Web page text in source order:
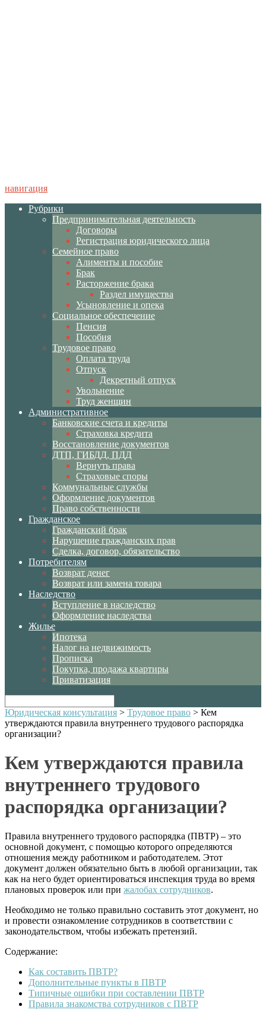
навигация
Рубрики
Предпринимательная деятельность
Договоры
Регистрация юридического лица
Семейное право
Алименты и пособие
Брак
Расторжение брака
Раздел имущества
Усыновление и опека
Социальное обеспечение
Пенсия
Пособия
Трудовое право
Оплата труда
Отпуск
Декретный отпуск
Увольнение
Труд женщин
Административное
Банковские счета и кредиты
Страховка кредита
Восстановление документов
ДТП, ГИБДД, ПДД
Вернуть права
Страховые споры
Коммунальные службы
Оформление документов
Право собственности
Гражданское
Гражданский брак
Нарушение гражданских прав
Сделка, договор, обязательство
Потребителям
Возврат денег
Возврат или замена товара
Наследство
Вступление в наследство
Оформление наследства
Жилье
Ипотека
Налог на недвижимость
Прописка
Покупка, продажа квартиры
Приватизация
Юридическая консультация > Трудовое право > Кем
утверждаются правила внутреннего трудового распорядка
организации?
Кем утверждаются правила
внутреннего трудового
распорядка организации?
Правила внутреннего трудового распорядка (ПВТР) – это
основной документ, с помощью которого определяются
отношения между работником и работодателем. Этот
документ должен обязательно быть в любой организации, так
как на него будет ориентироваться инспекция труда во время
плановых проверок или при жалобах сотрудников.
Необходимо не только правильно составить этот документ, но
и провести ознакомление сотрудников в соответствии с
законодательством, чтобы избежать претензий.
Содержание:
Как составить ПВТР?
Дополнительные пункты в ПВТР
Типичные ошибки при составлении ПВТР
Правила знакомства сотрудников с ПВТР